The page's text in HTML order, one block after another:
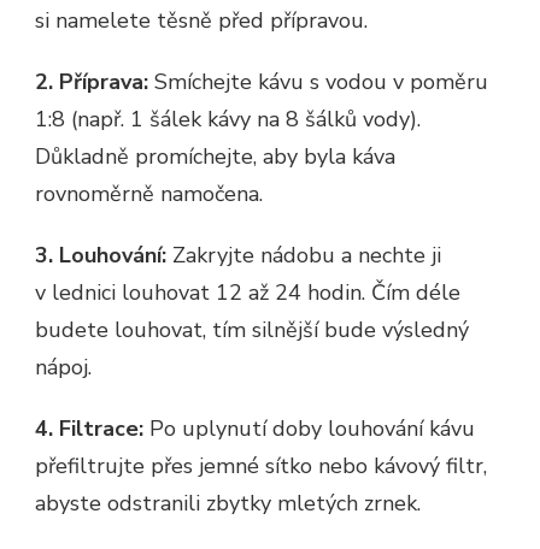
si namelete těsně před přípravou.
2. Příprava: Smíchejte kávu s vodou v poměru
1:8 (např. 1 šálek kávy na 8 šálků vody).
Důkladně promíchejte, aby byla káva
rovnoměrně namočena.
3. Louhování: Zakryjte nádobu a nechte ji
v lednici louhovat 12 až 24 hodin. Čím déle
budete louhovat, tím silnější bude výsledný
nápoj.
4. Filtrace: Po uplynutí doby louhování kávu
přefiltrujte přes jemné sítko nebo kávový filtr,
abyste odstranili zbytky mletých zrnek.